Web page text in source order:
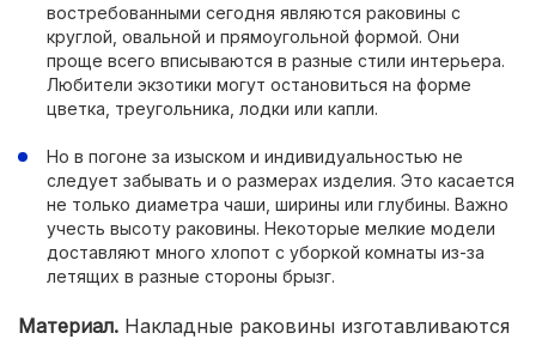
востребованными сегодня являются раковины с
круглой, овальной и прямоугольной формой. Они
проще всего вписываются в разные стили интерьера.
Любители экзотики могут остановиться на форме
цветка, треугольника, лодки или капли.
Но в погоне за изыском и индивидуальностью не
следует забывать и о размерах изделия. Это касается
не только диаметра чаши, ширины или глубины. Важно
учесть высоту раковины. Некоторые мелкие модели
доставляют много хлопот с уборкой комнаты из-за
летящих в разные стороны брызг.
Материал. Накладные раковины изготавливаются